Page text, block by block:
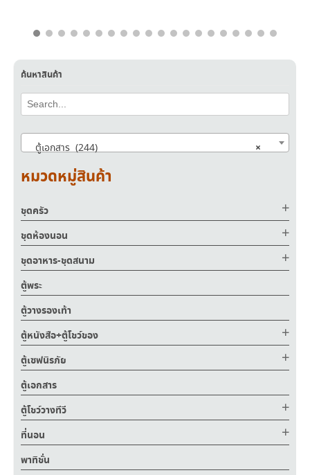
ค้นหาสินค้า
×
ตู้เอกสาร (244)
หมวดหมู่สินค้า
ชุดครัว
ชุดห้องนอน
ชุดอาหาร-ชุดสนาม
ตู้พระ
ตู้วางรองเท้า
ตู้หนังสือ+ตู้โชว์ของ
ตู้เซฟนิรภัย
ตู้เอกสาร
ตู้โชว์วางทีวี
ที่นอน
พาทิชั่น